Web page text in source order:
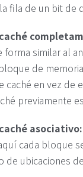
fila de un bit de
forma similar al
de
caché en vez de
previamente
asociativo:
cada bloque
de ubicaciones